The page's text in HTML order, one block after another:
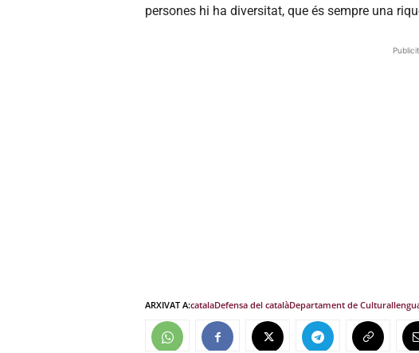
persones hi ha diversitat, que és sempre una
ARXIVAT A:catalaDefensa del catalàDepartament de Cultura